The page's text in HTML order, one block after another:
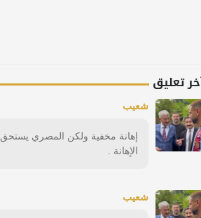
تعليق
شعيب
إهانة مخفية ولكن المصري يستحق
الإهانة .
شعيب